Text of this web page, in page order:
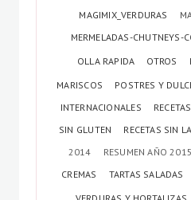
MAGIMIX_VERDURAS
MERMELADAS-CHUTNEYS-
OLLA RAPIDA
OTROS
MARISCOS
POSTRES Y
INTERNACIONALES
SIN GLUTEN
RECETAS SIN
2014
RESUMEN AÑO 2015
CREMAS
TARTAS SALADAS